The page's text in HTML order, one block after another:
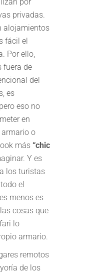
privadas.
alojamientos
fácil el
Por ello,
fuera de
del
es
eso no
en
o
más “chic
Y es
los turistas
el
menos es
cosas que
lo
armario.
remotos
de los